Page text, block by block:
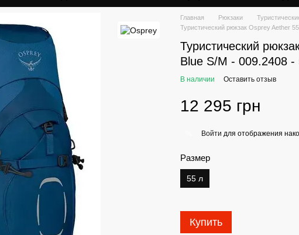
Главная Рюкзаки
Туристический рюкзак Osprey Aether
Туристический
Blue S/M - 009.2408 -
В наличии Оставить отзыв
12 295 грн
Войти для отображения
Размер
55 л
Купить